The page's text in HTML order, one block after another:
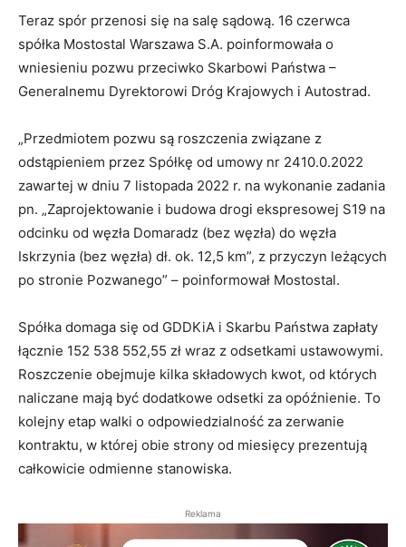
Teraz spór przenosi się na salę sądową. 16 czerwca
spółka Mostostal Warszawa S.A. poinformowała o
wniesieniu pozwu przeciwko Skarbowi Państwa –
Generalnemu Dyrektorowi Dróg Krajowych i Autostrad.
„Przedmiotem pozwu są roszczenia związane z
odstąpieniem przez Spółkę od umowy nr 2410.0.2022
zawartej w dniu 7 listopada 2022 r. na wykonanie zadania
pn. „Zaprojektowanie i budowa drogi ekspresowej S19 na
odcinku od węzła Domaradz (bez węzła) do węzła
Iskrzynia (bez węzła) dł. ok. 12,5 km”, z przyczyn leżących
po stronie Pozwanego” – poinformował Mostostal.
Spółka domaga się od GDDKiA i Skarbu Państwa zapłaty
łącznie 152 538 552,55 zł wraz z odsetkami ustawowymi.
Roszczenie obejmuje kilka składowych kwot, od których
naliczane mają być dodatkowe odsetki za opóźnienie. To
kolejny etap walki o odpowiedzialność za zerwanie
kontraktu, w której obie strony od miesięcy prezentują
całkowicie odmienne stanowiska.
Reklama